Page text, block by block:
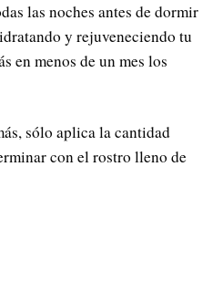
las noches antes de dormir
y rejuveneciendo tu
en menos de un mes los
sólo aplica la cantidad
con el rostro lleno de